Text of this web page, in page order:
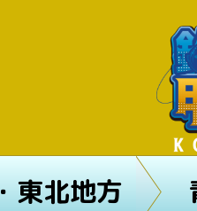
東北地方